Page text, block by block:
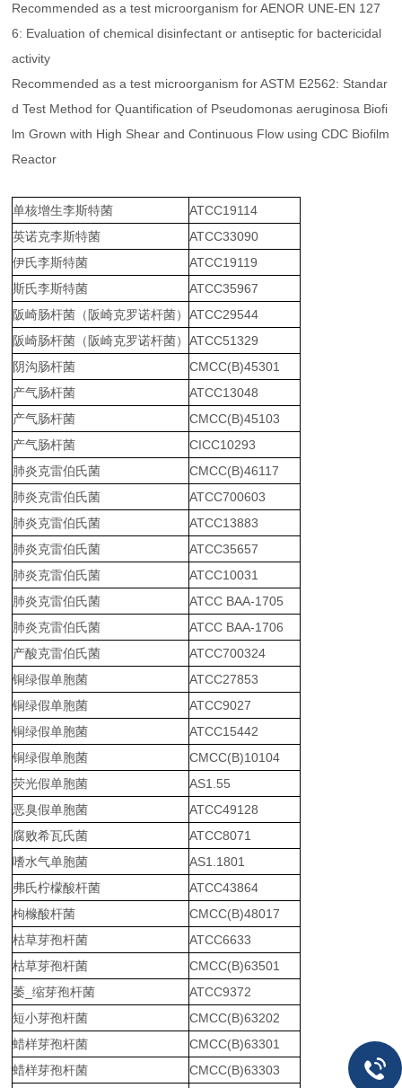
Recommended as a test microorganism for AENOR UNE-EN 127
6: Evaluation of chemical disinfectant or antiseptic for bactericidal
activity
Recommended as a test microorganism for ASTM E2562: Standar
d Test Method for Quantification of Pseudomonas aeruginosa Biofi
lm Grown with High Shear and Continuous Flow using CDC Biofilm
Reactor
单核增生李斯特菌
ATCC19114
英诺克李斯特菌
ATCC33090
伊氏李斯特菌
ATCC19119
斯氏李斯特菌
ATCC35967
阪崎肠杆菌（阪崎克罗诺杆菌） ATCC29544
阪崎肠杆菌（阪崎克罗诺杆菌） ATCC51329
阴沟肠杆菌
CMCC(B)45301
产气肠杆菌
ATCC13048
产气肠杆菌
CMCC(B)45103
产气肠杆菌
CICC10293
肺炎克雷伯氏菌
CMCC(B)46117
肺炎克雷伯氏菌
ATCC700603
肺炎克雷伯氏菌
ATCC13883
肺炎克雷伯氏菌
ATCC35657
肺炎克雷伯氏菌
ATCC10031
肺炎克雷伯氏菌
ATCC BAA-1705
肺炎克雷伯氏菌
ATCC BAA-1706
产酸克雷伯氏菌
ATCC700324
铜绿假单胞菌
ATCC27853
铜绿假单胞菌
ATCC9027
铜绿假单胞菌
ATCC15442
铜绿假单胞菌
CMCC(B)10104
荧光假单胞菌
AS1.55
恶臭假单胞菌
ATCC49128
腐败希瓦氏菌
ATCC8071
嗜水气单胞菌
AS1.1801
弗氏柠檬酸杆菌
ATCC43864
枸橼酸杆菌
CMCC(B)48017
枯草芽孢杆菌
ATCC6633
枯草芽孢杆菌
CMCC(B)63501
萎_缩芽孢杆菌
ATCC9372
短小芽孢杆菌
CMCC(B)63202
蜡样芽孢杆菌
CMCC(B)63301
蜡样芽孢杆菌
CMCC(B)63303